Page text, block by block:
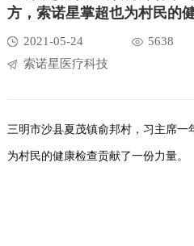
心
支
持
作
加
联
系
Languages
方，索诺星掌超也为村民的
2021-05-24
5638
索诺星医疗科技
三明市沙县夏茂镇俞邦村，习主席
为村民的健康检查贡献了一份力量。